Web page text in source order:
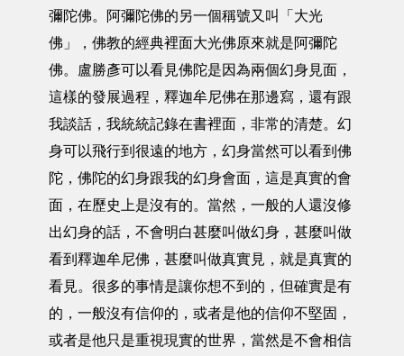
彌陀佛。阿彌陀佛的另一個稱號又叫「大光
佛」，佛教的經典裡面大光佛原來就是阿彌陀
佛。盧勝彥可以看見佛陀是因為兩個幻身見面，
這樣的發展過程，釋迦牟尼佛在那邊寫，還有跟
我談話，我統統記錄在書裡面，非常的清楚。幻
身可以飛行到很遠的地方，幻身當然可以看到佛
陀，佛陀的幻身跟我的幻身會面，這是真實的會
面，在歷史上是沒有的。當然，一般的人還沒修
出幻身的話，不會明白甚麼叫做幻身，甚麼叫做
看到釋迦牟尼佛，甚麼叫做真實見，就是真實的
看見。很多的事情是讓你想不到的，但確實是有
的，一般沒有信仰的，或者是他的信仰不堅固，
或者是他只是重視現實的世界，當然是不會相信